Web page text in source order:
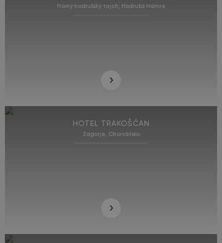
Horný hodrušský tajch, Hodruša Hámre
HOTEL TRAKOŠĆAN
Zagorje, Chorvátsko